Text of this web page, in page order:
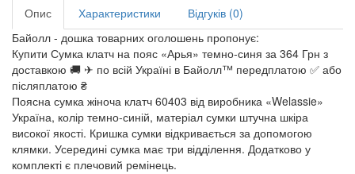
Опис Характеристики
Відгуків (0)
Байолл - дошка товарних оголошень пропонує:
Купити Сумка клатч на пояс «Арья» темно-синя за 364 Грн з
доставкою 🚚 ✈ по всій Україні в Байолл™ передплатою ✅ або
післяплатою ₴
Поясна сумка жіноча клатч 60403 від виробника «Welassie»
Україна, колір темно-синій, матеріал сумки штучна шкіра
високої якості. Кришка сумки відкривається за допомогою
клямки. Усередині сумка має три відділення. Додатково у
комплекті є плечовий ремінець.